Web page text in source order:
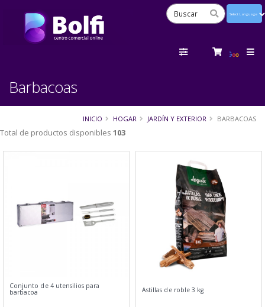
Barbacoas
INICIO HOGAR JARDÍN Y EXTERIOR BARBACOAS
Total de productos disponibles 103
Conjunto de 4 utensilios para
barbacoa Astillas de roble 3 kg